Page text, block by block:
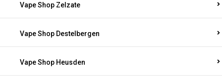
Vape Shop Zelzate
Vape Shop Destelbergen
Vape Shop Heusden